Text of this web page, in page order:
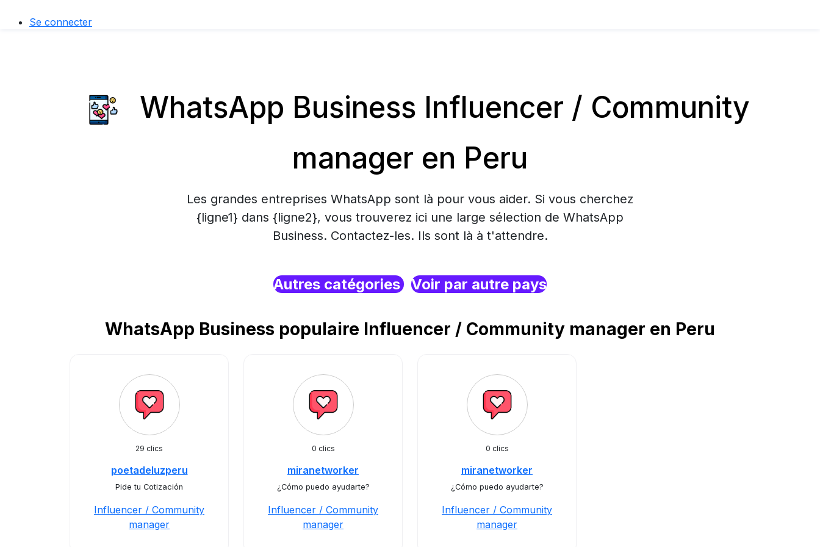
Se connecter
WhatsApp Business Influencer / Community
manager en Peru
Les grandes entreprises WhatsApp sont là pour vous aider. Si vous cherchez
{ligne1} dans {ligne2}, vous trouverez ici une large sélection de WhatsApp
Business. Contactez-les. Ils sont là à t'attendre.
Autres catégories Voir par autre pays
WhatsApp Business populaire Influencer / Community manager en Peru
29 clics
poetadeluzperu
Pide tu Cotización
Influencer / Community
manager
0 clics
miranetworker
¿Cómo puedo ayudarte?
Influencer / Community
manager
0 clics
miranetworker
¿Cómo puedo ayudarte?
Influencer / Community
manager